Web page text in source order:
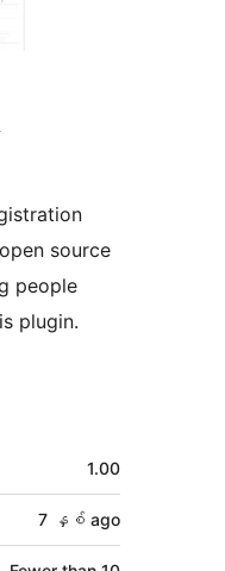
source
people
plugin.
1.00
7 နှစ် ago